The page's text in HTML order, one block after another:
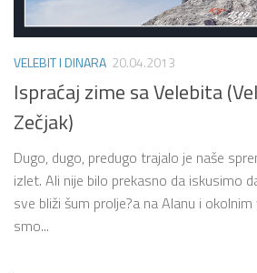
VELEBIT I DINARA 20.04.2013
Ispraćaj zime sa Velebita
Zečjak)
Dugo, dugo, predugo trajalo je naše
izlet. Ali nije bilo prekasno da iskusimo
sve bliži šum prolje?a na Alanu i
smo...